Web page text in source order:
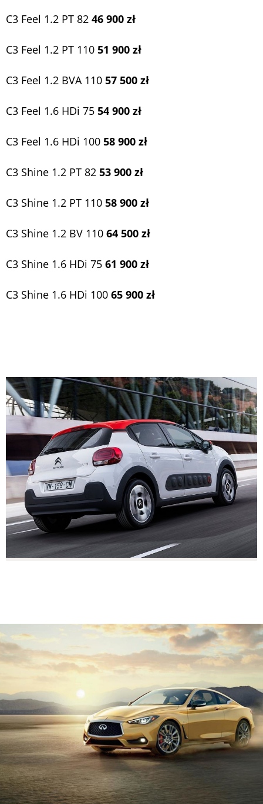
C3 Feel 1.2 PT 82 46 900 zł
C3 Feel 1.2 PT 110 51 900 zł
C3 Feel 1.2 BVA 110 57 500 zł
C3 Feel 1.6 HDi 75 54 900 zł
C3 Feel 1.6 HDi 100 58 900 zł
C3 Shine 1.2 PT 82 53 900 zł
C3 Shine 1.2 PT 110 58 900 zł
C3 Shine 1.2 BV 110 64 500 zł
C3 Shine 1.6 HDi 75 61 900 zł
C3 Shine 1.6 HDi 100 65 900 zł